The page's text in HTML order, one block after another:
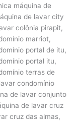
máquina de
de lavar city
colônia pirapit,
marriot,
portal de itu,
portal itu,
terras de
condomínio
de lavar conjunto
de lavar cruz
cruz das almas,